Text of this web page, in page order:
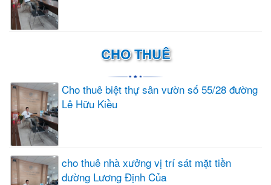
CHO THUÊ
Cho thuê biệt thự sân vườn số 55/28 đường
Lê Hữu Kiều
cho thuê nhà xưởng vị trí sát mặt tiền
đường Lương Định Của